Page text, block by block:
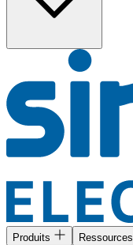
Produits Ressources